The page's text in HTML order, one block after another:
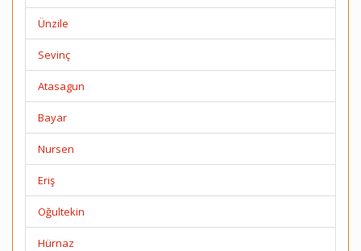
Ünzile
Sevinç
Atasagun
Bayar
Nursen
Eriş
Oğultekin
Hürnaz